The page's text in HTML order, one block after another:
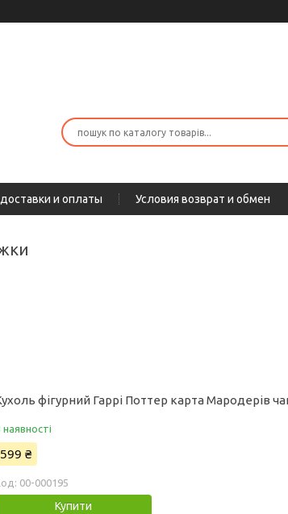
и оплаты Условия возврат и обмен
фігурний Гаррі Поттер карта Мародерів
наявності
599 ₴
00-000195
Купити